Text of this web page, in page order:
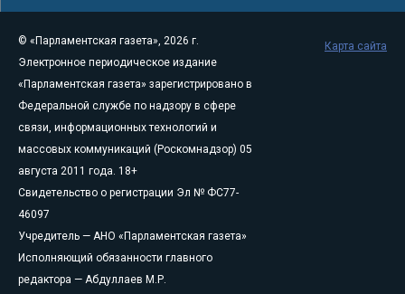
© «Парламентская газета», 2026 г.
Электронное периодическое издание
«Парламентская газета» зарегистрировано в
Федеральной службе по надзору в сфере
связи, информационных технологий и
массовых коммуникаций (Роскомнадзор) 05
августа 2011 года. 18+
Свидетельство о регистрации Эл № ФС77-
46097
Учредитель — АНО «Парламентская газета»
Исполняющий обязанности главного
редактора — Абдуллаев М.Р.
Карта сайта